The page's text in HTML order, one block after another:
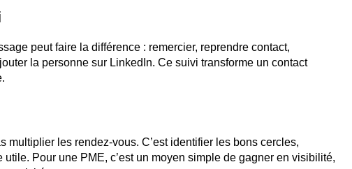
peut faire la différence : remercier, reprendre contact,
la personne sur LinkedIn. Ce suivi transforme un contact
multiplier les rendez-vous. C’est identifier les bons cercles,
Pour une PME, c’est un moyen simple de gagner en visibilité,